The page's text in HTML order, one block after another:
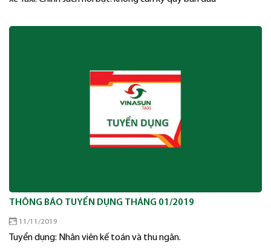
THÔNG BÁO TUYỂN DỤNG THÁNG 01/2019
11/11/2019
Tuyển dụng: Nhân viên kế toán và thu ngân.